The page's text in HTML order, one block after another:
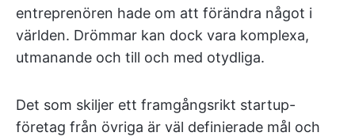
entreprenören hade om att förändra något i
världen. Drömmar kan dock vara komplexa,
utmanande och till och med otydliga.
Det som skiljer ett framgångsrikt startup-
företag från övriga är väl definierade mål och